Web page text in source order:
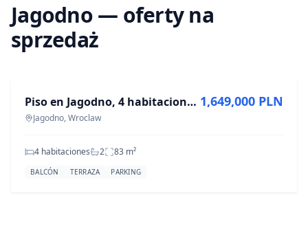
Jagodno — oferty na
sprzedaż
Piso en Jagodno, 4 habitaciones, 83 m², moderno
Jagodno, Wroclaw
1,649,000 PLN
4 habitaciones 2 83 m²
BALCÓN TERRAZA PARKING